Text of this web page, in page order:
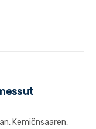
Kemiönsaaren,